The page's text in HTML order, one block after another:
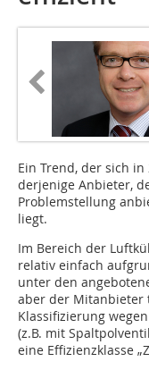
Ein Trend, der sich
derjenige Anbieter,
Problemstellung
liegt.
Im Bereich der
relativ einfach
unter den
aber der
Klassifizierung
(z.B. mit
eine Effizienzklasse